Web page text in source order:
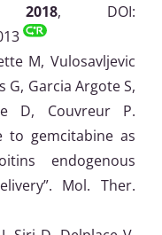
2018, DOI:
M, Vulosavljevic
G, Garcia Argote S,
D, Couvreur P.
to gemcitabine as
endogenous
Mol. Ther.